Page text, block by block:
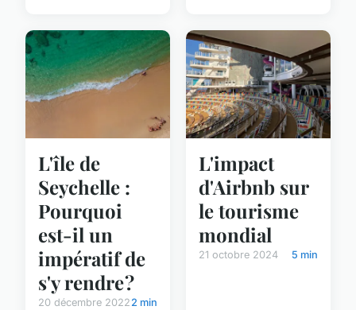
L'île de
Seychelle :
Pourquoi
est-il un
impératif de
s'y rendre ?
20 décembre 2022 2 min
L'impact
d'Airbnb sur
le tourisme
mondial
21 octobre 2024 5 min